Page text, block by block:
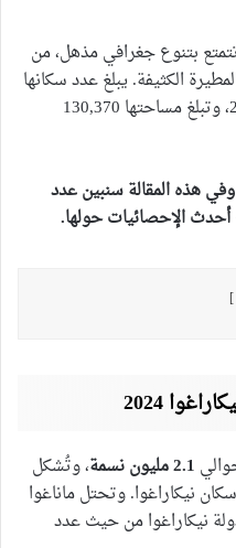
بتنوع جغرافي مذهل، من
الكثيفة. يبلغ عدد سكانها
حوالي 6.9 مليون نسمة في عام 2024، وتبلغ مساحتها 130,370
هذه المقالة سنبين عدد
الإحصائيات حولها.
2024
2.1 مليون نسمة
، وتُشكل
نيكاراغوا. وتحتل ماناغوا
نيكاراغوا من حيث عدد